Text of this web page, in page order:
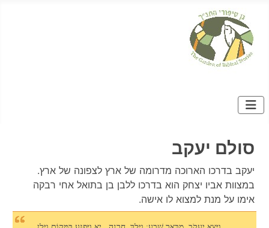
סולם יעקב
יעקב בדרכו הארוכה מדרומה של ארץ לצפונה של ארץ.
במצוות אביו יצחק הוא בדרכו ללבן בן בתואל אחי רבקה
אימו על מנת למצוא לו אישה.